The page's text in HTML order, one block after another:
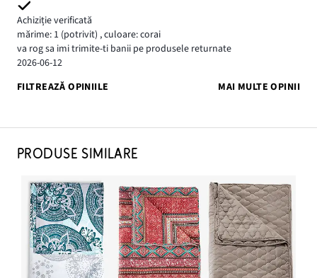
Achiziție verificată
mărime: 1 (potrivit) ,culoare: corai
va rog sa imi trimite-ti banii pe produsele returnate
2026-06-12
FILTREAZĂ OPINIILE
MAI MULTE OPINII
PRODUSE SIMILARE